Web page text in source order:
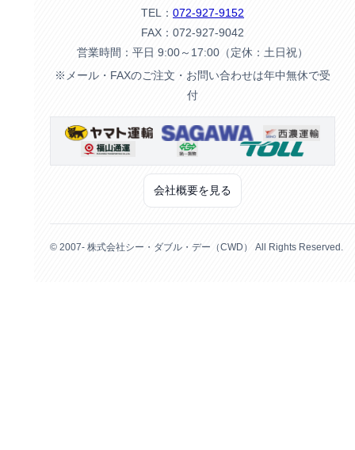
TEL： 072-927-9152
FAX：072-927-9042
営業時間：平日 9:00～17:00（定休：土日祝）
※メール・FAXのご注文・お問い合わせは年中無休で受
付
会社概要を見る
© 2007- 株式会社シー・ダブル・デー（CWD） All Rights Reserved.